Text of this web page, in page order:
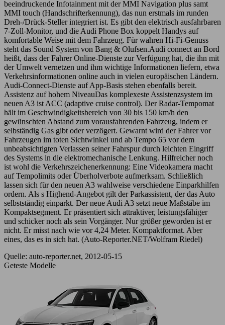
beeindruckende Infotainment mit der MMI Navigation plus samt
MMI touch (Handschrifterkennung), das nun erstmals im runden
Dreh-/Drück-Steller integriert ist. Es gibt den elektrisch ausfahrbaren
7-Zoll-Monitor, und die Audi Phone Box koppelt Handys auf
komfortable Weise mit dem Fahrzeug. Für wahren Hi-Fi-Genuss
steht das Sound System von Bang & Olufsen.Audi connect an Bord
heißt, dass der Fahrer Online-Dienste zur Verfügung hat, die ihn mit
der Umwelt vernetzen und ihm wichtige Informationen liefern, etwa
Verkehrsinformationen online auch in vielen europäischen Ländern.
Audi-Connect-Dienste auf App-Basis stehen ebenfalls bereit.
Assistenz auf hohem NiveauDas komplexeste Assistenzsystem im
neuen A3 ist ACC (adaptive cruise control). Der Radar-Tempomat
hält im Geschwindigkeitsbereich von 30 bis 150 km/h den
gewünschten Abstand zum vorausfahrenden Fahrzeug, indem er
selbständig Gas gibt oder verzögert. Gewarnt wird der Fahrer vor
Fahrzeugen im toten Sichtwinkel und ab Tempo 65 vor dem
unbeabsichtigten Verlassen seiner Fahrspur durch leichten Eingriff
des Systems in die elektromechanische Lenkung. Hilfreicher noch
ist wohl die Verkehrszeichenerkennung: Eine Videokamera macht
auf Tempolimits oder Überholverbote aufmerksam. Schließlich
lassen sich für den neuen A3 wahlweise verschiedene Einparkhilfen
ordern. Als s Highend-Angebot gilt der Parkassistent, der das Auto
selbstständig einparkt. Der neue Audi A3 setzt neue Maßstäbe im
Kompaktsegment. Er präsentiert sich attraktiver, leistungsfähiger
und schicker noch als sein Vorgänger. Nur größer geworden ist er
nicht. Er misst nach wie vor 4,24 Meter. Kompaktformat. Aber
eines, das es in sich hat. (Auto-Reporter.NET/Wolfram Riedel)
Quelle: auto-reporter.net, 2012-05-15
Geteste Modelle